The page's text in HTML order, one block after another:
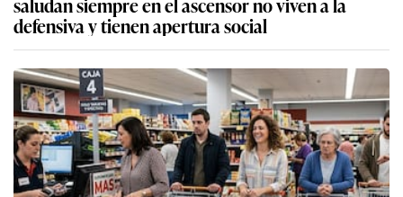
defensiva y tienen apertura social